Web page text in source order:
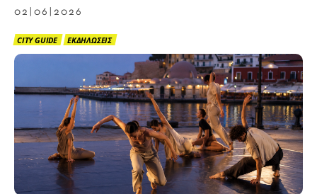
02|06|2026
CITY GUIDE ΕΚΔΗΛΩΣΕΙΣ